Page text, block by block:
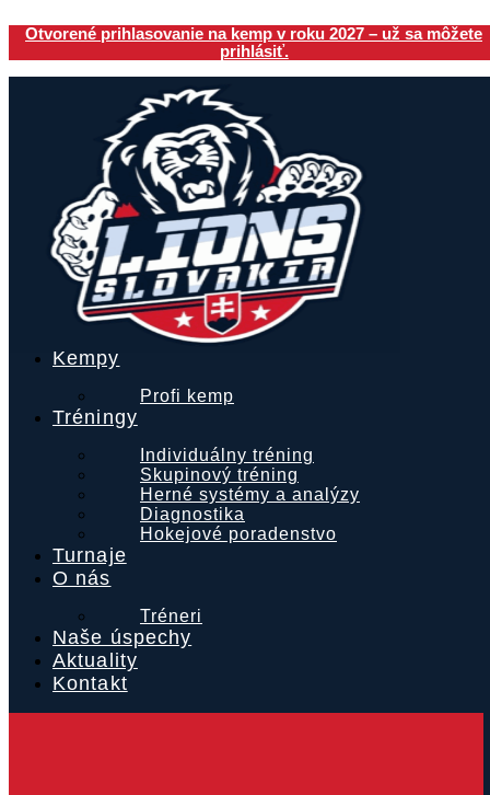
na
obsah
Otvorené prihlasovanie na kemp v roku 2027 – už sa môžete
prihlásiť.
Kempy
Profi kemp
Tréningy
Individuálny tréning
Skupinový tréning
Herné systémy a analýzy
Diagnostika
Hokejové poradenstvo
Turnaje
O nás
Tréneri
Naše úspechy
Aktuality
Kontakt